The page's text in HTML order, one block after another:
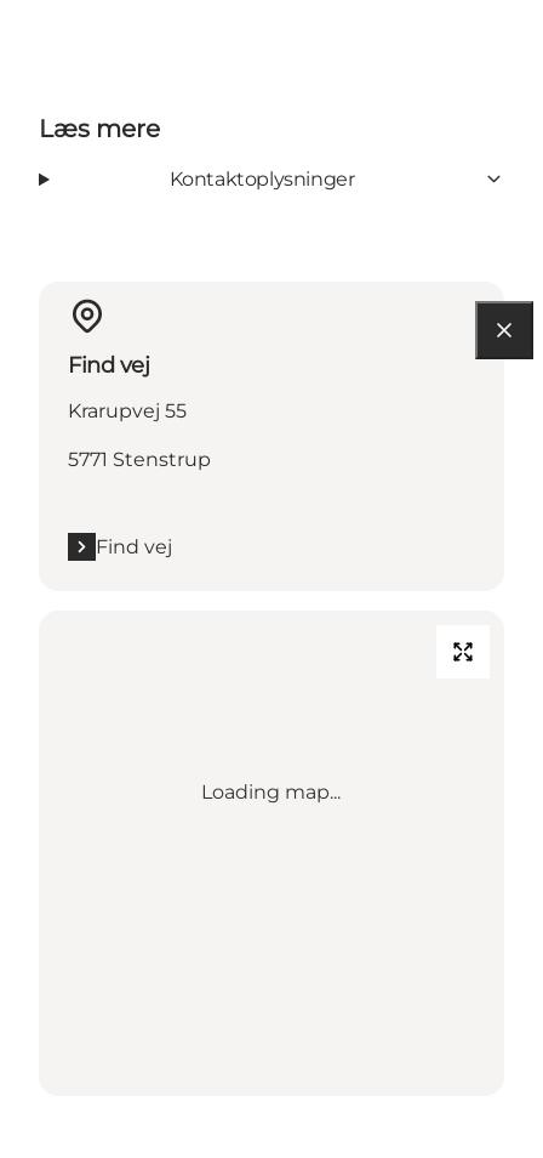
Læs mere
Kontaktoplysninger
Find vej
Krarupvej 55
5771 Stenstrup
Find vej
Loading map...